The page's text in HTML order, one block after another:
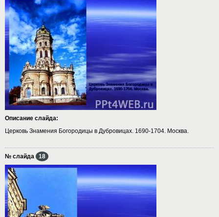
Описание слайда:
Церковь Знамения Богородицы в Дубровицах. 1690-1704. Москва.
№ слайда 18